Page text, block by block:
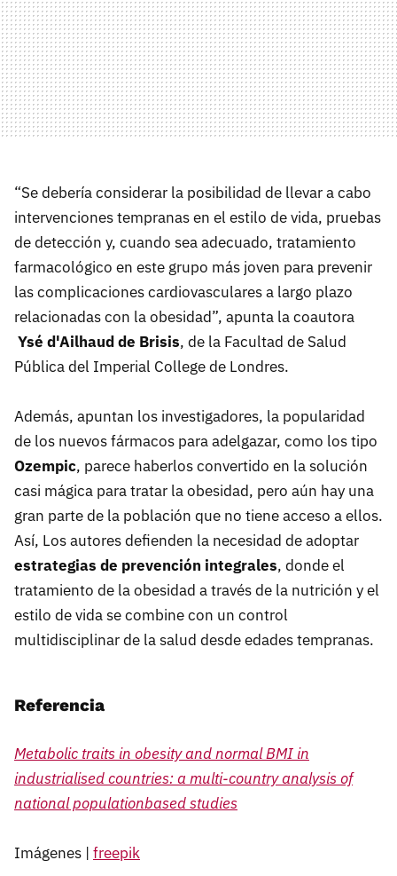
“Se debería considerar la posibilidad de llevar a cabo
intervenciones tempranas en el estilo de vida, pruebas
de detección y, cuando sea adecuado, tratamiento
farmacológico en este grupo más joven para prevenir
las complicaciones cardiovasculares a largo plazo
relacionadas con la obesidad”, apunta la coautora
Ysé d'Ailhaud de Brisis, de la Facultad de Salud
Pública del Imperial College de Londres.
Además, apuntan los investigadores, la popularidad
de los nuevos fármacos para adelgazar, como los tipo
Ozempic, parece haberlos convertido en la solución
casi mágica para tratar la obesidad, pero aún hay una
gran parte de la población que no tiene acceso a ellos.
Así, Los autores defienden la necesidad de adoptar
estrategias de prevención integrales, donde el
tratamiento de la obesidad a través de la nutrición y el
estilo de vida se combine con un control
multidisciplinar de la salud desde edades tempranas.
Referencia
Metabolic traits in obesity and normal BMI in
industrialised countries: a multi-country analysis of
national populationbased studies
Imágenes | freepik